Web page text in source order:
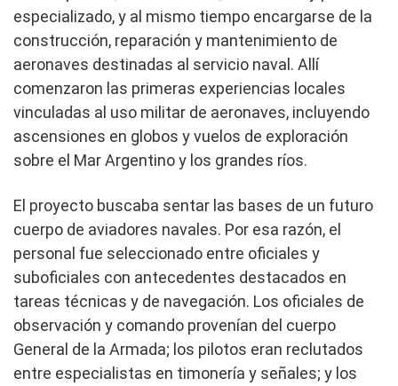
especializado, y al mismo tiempo encargarse de la
construcción, reparación y mantenimiento de
aeronaves destinadas al servicio naval. Allí
comenzaron las primeras experiencias locales
vinculadas al uso militar de aeronaves, incluyendo
ascensiones en globos y vuelos de exploración
sobre el Mar Argentino y los grandes ríos.
El proyecto buscaba sentar las bases de un futuro
cuerpo de aviadores navales. Por esa razón, el
personal fue seleccionado entre oficiales y
suboficiales con antecedentes destacados en
tareas técnicas y de navegación. Los oficiales de
observación y comando provenían del cuerpo
General de la Armada; los pilotos eran reclutados
entre especialistas en timonería y señales; y los